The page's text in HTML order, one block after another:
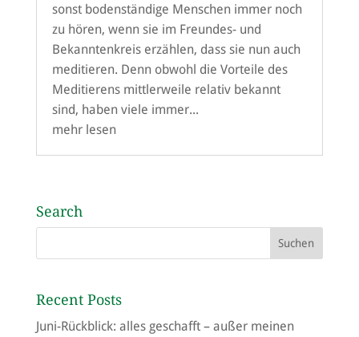
sonst bodenständige Menschen immer noch
zu hören, wenn sie im Freundes- und
Bekanntenkreis erzählen, dass sie nun auch
meditieren. Denn obwohl die Vorteile des
Meditierens mittlerweile relativ bekannt
sind, haben viele immer...
mehr lesen
Search
Recent Posts
Juni-Rückblick: alles geschafft – außer meinen